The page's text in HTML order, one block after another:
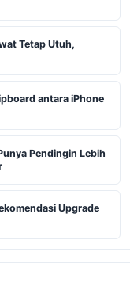
Tetap Utuh,
antara iPhone
Pendingin Lebih
Upgrade